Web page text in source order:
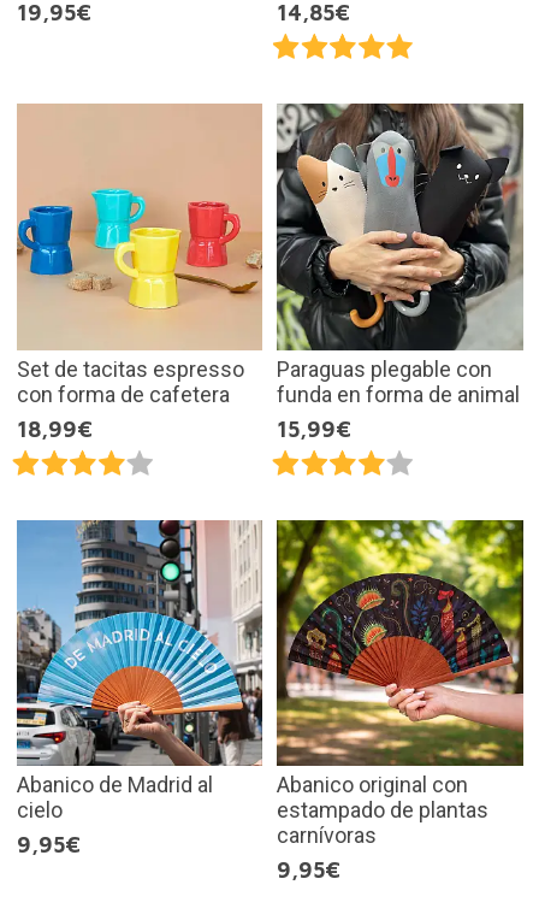
19,95€
14,85€
Set de tacitas espresso
con forma de cafetera
18,99€
Paraguas plegable con
funda en forma de animal
15,99€
Abanico de Madrid al
cielo
9,95€
Abanico original con
estampado de plantas
carnívoras
9,95€